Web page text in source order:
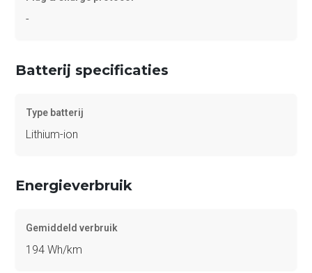
-
Batterij specificaties
Type batterij
Lithium-ion
Energieverbruik
Gemiddeld verbruik
194 Wh/km